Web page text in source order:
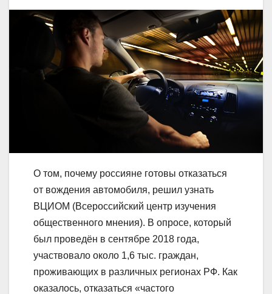
О том, почему россияне готовы отказаться
от вождения автомобиля, решил узнать
ВЦИОМ (Всероссийский центр изучения
общественного мнения). В опросе, который
был проведён в сентябре 2018 года,
участвовало около 1,6 тыс. граждан,
проживающих в различных регионах РФ. Как
оказалось, отказаться «частого